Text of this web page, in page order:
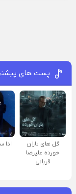
پست های
گل های باران
خورده علیرضا
قربانی
ادا